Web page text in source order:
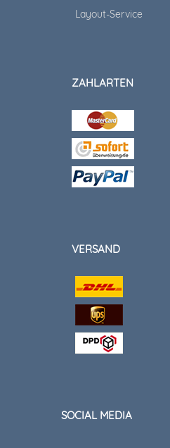
Layout-Service
ZAHLARTEN
VERSAND
SOCIAL MEDIA